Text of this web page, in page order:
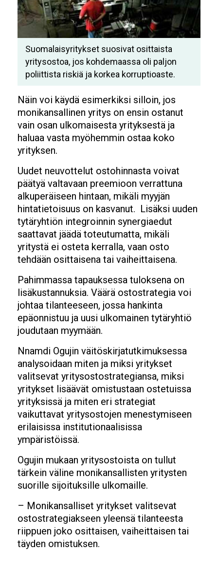
Suomalaisyritykset suosivat osittaista
yritysostoa, jos kohdemaassa oli paljon
poliittista riskiä ja korkea korruptioaste.
Näin voi käydä esimerkiksi silloin, jos
monikansallinen yritys on ensin ostanut
vain osan ulkomaisesta yrityksestä ja
haluaa vasta myöhemmin ostaa koko
yrityksen.
Uudet neuvottelut ostohinnasta voivat
päätyä valtavaan preemioon verrattuna
alkuperäiseen hintaan, mikäli myyjän
hintatietoisuus on kasvanut. Lisäksi uuden
tytäryhtiön integroinnin synergiaedut
saattavat jäädä toteutumatta, mikäli
yritystä ei osteta kerralla, vaan osto
tehdään osittaisena tai vaiheittaisena.
Pahimmassa tapauksessa tuloksena on
lisäkustannuksia. Väärä ostostrategia voi
johtaa tilanteeseen, jossa hankinta
epäonnistuu ja uusi ulkomainen tytäryhtiö
joudutaan myymään.
Nnamdi Ogujin väitöskirjatutkimuksessa
analysoidaan miten ja miksi yritykset
valitsevat yritysostostrategiansa, miksi
yritykset lisäävät omistustaan ostetuissa
yrityksissä ja miten eri strategiat
vaikuttavat yritysostojen menestymiseen
erilaisissa institutionaalisissa
ympäristöissä.
Ogujin mukaan yritysostoista on tullut
tärkein väline monikansallisten yritysten
suorille sijoituksille ulkomaille.
– Monikansalliset yritykset valitsevat
ostostrategiakseen yleensä tilanteesta
riippuen joko osittaisen, vaiheittaisen tai
täyden omistuksen.